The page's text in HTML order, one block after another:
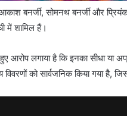
आकाश बनर्जी, सोमनथ बनर्जी और
में शामिल हैं।
आरोप लगाया है कि इनका सीधा
को सार्वजनिक किया गया है,